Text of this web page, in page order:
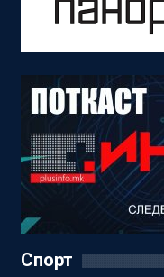
Спорт